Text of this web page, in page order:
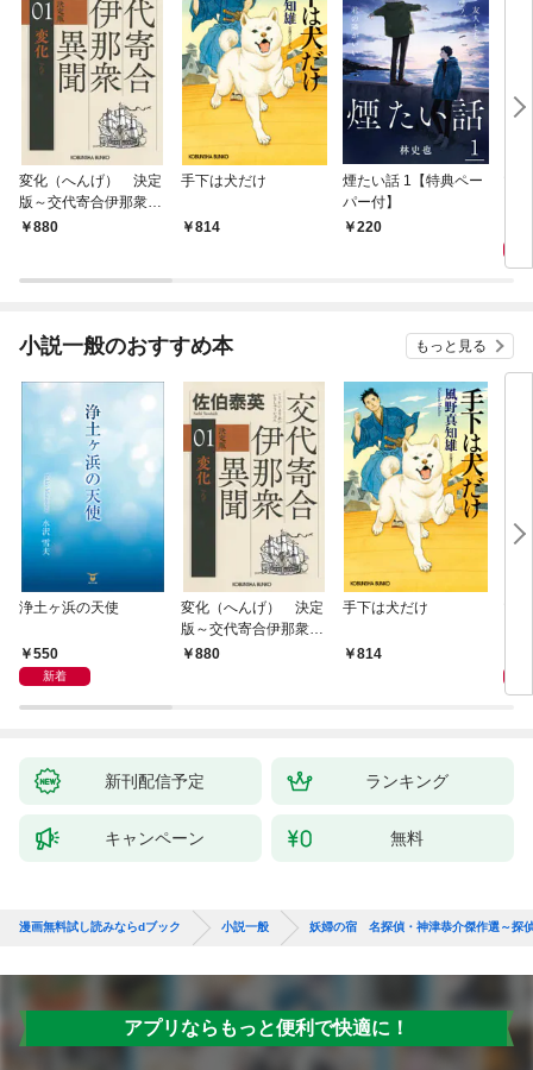
変化（へんげ） 決定
版～交代寄合伊那衆異
聞（1）～
880
手下は犬だけ
814
煙たい話 1【特典ペー
パー付】
220
小説一般のおすすめ本 もっと見る
浄土ヶ浜の天使
550
新着
変化（へんげ） 決定
版～交代寄合伊那衆異
聞（1）～
880
手下は犬だけ
814
新刊配信予定 ランキング
キャンペーン 無料
漫画無料試し読みならdブック 小説一般 妖婦の宿 名探偵・神津恭介傑作選～探
アプリならもっと便利で快適に！